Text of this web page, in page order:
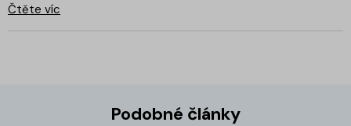
Čtěte víc
Podobné články